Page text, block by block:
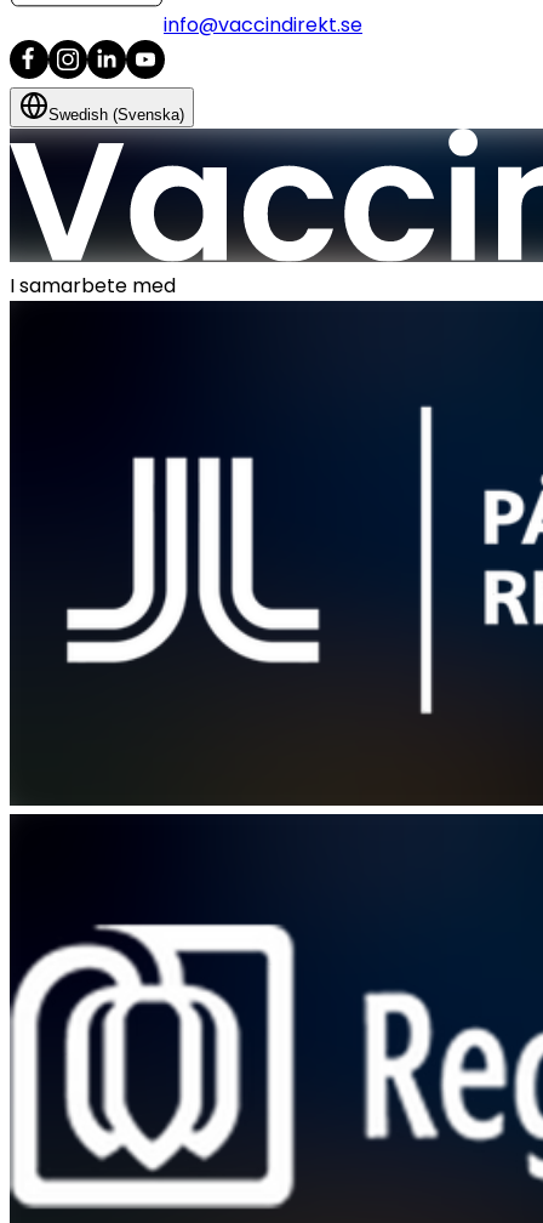
info@vaccindirekt.se
Swedish (Svenska)
I samarbete med